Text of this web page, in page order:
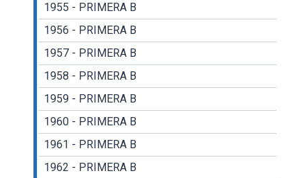
1955 - PRIMERA B
1956 - PRIMERA B
1957 - PRIMERA B
1958 - PRIMERA B
1959 - PRIMERA B
1960 - PRIMERA B
1961 - PRIMERA B
1962 - PRIMERA B